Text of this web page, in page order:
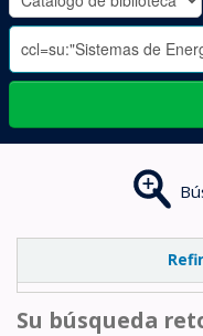
-
Su búsqueda